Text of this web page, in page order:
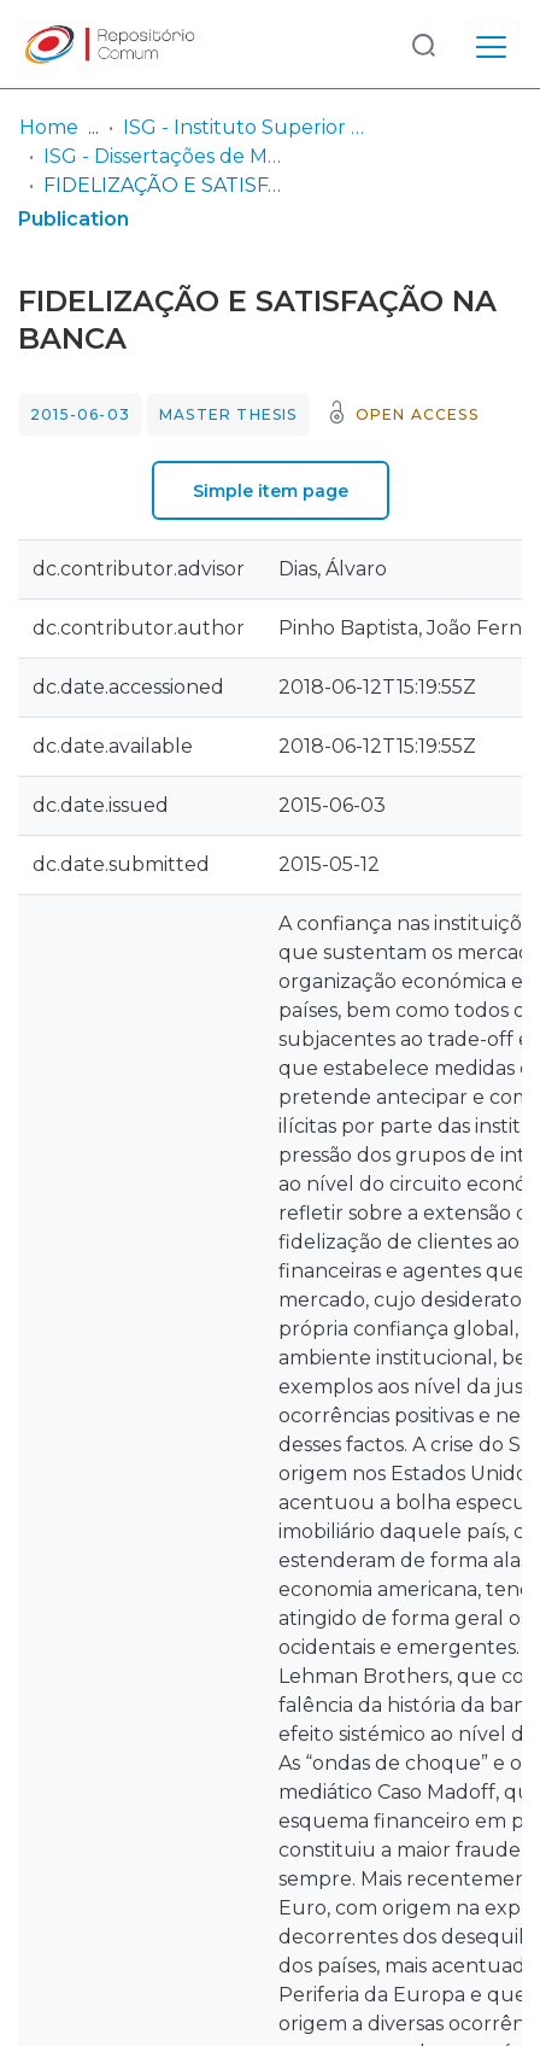
Communities
& Collections
Log
In
(current)
Home
ISG - Instituto Superior de Gestão
ISG - Dissertações de Mestrado em Estratégia de Investimento e Internacionalização
FIDELIZAÇÃO E SATISFAÇÃO NA BANCA
Publication
FIDELIZAÇÃO E SATISFAÇÃO NA
BANCA
2015-06-03 MASTER THESIS OPEN ACCESS
Simple item page
dc.contributor.advisor Dias, Álvaro
dc.contributor.author Pinho Baptista, João
dc.date.accessioned 2018-06-12T15:19:55Z
dc.date.available 2018-06-12T15:19:55Z
dc.date.issued 2015-06-03
dc.date.submitted 2015-05-12
A confiança nas
que sustentam os
organização económica e
países, bem como todos os
subjacentes ao trade-off
que estabelece medidas
pretende antecipar e
ilícitas por parte das
pressão dos grupos de
ao nível do circuito
refletir sobre a extensão
fidelização de clientes ao
financeiras e agentes que
mercado, cujo desiderato
própria confiança global,
ambiente institucional,
exemplos aos nível da
ocorrências positivas e
desses factos. A crise do
origem nos Estados
acentuou a bolha
imobiliário daquele país,
estenderam de forma
economia americana,
atingido de forma geral os
ocidentais e emergentes.
Lehman Brothers, que
falência da história da
efeito sistémico ao nível
As “ondas de choque” e os
mediático Caso Madoff,
esquema financeiro em
constituiu a maior fraude
sempre. Mais
Euro, com origem na
decorrentes dos
dos países, mais
Periferia da Europa e que
origem a diversas